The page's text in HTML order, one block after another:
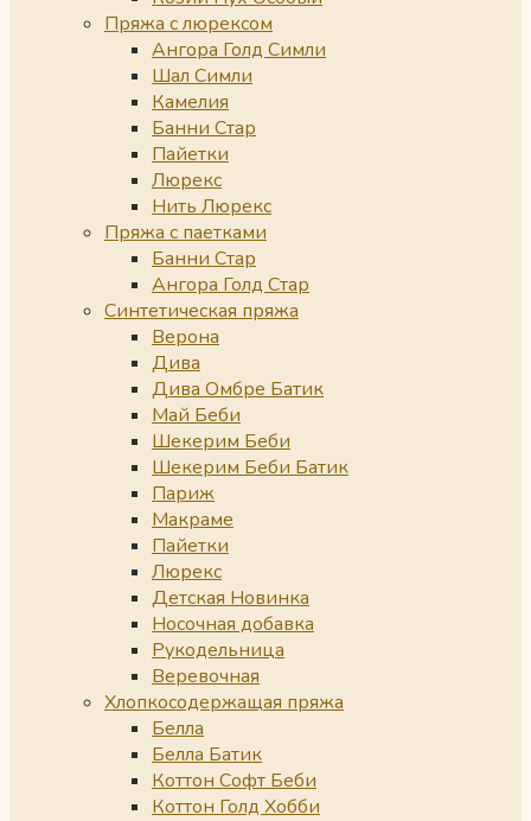
Пряжа с люрексом
Ангора Голд Симли
Шал Симли
Камелия
Банни Стар
Пайетки
Люрекс
Нить Люрекс
Пряжа с паетками
Банни Стар
Ангора Голд Стар
Синтетическая пряжа
Верона
Дива
Дива Омбре Батик
Май Беби
Шекерим Беби
Шекерим Беби Батик
Париж
Макраме
Пайетки
Люрекс
Детская Новинка
Носочная добавка
Рукодельница
Веревочная
Хлопкосодержащая пряжа
Белла
Белла Батик
Коттон Софт Беби
Коттон Голд Хобби